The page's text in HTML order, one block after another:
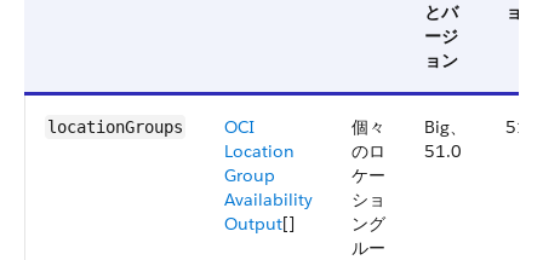
とバ
ージ
ョン
ョン
locationGroups
OCI
Location
Group
Availability
Output[]
個々
のロ
ケー
ショ
ング
ルー
Big、
51.0
51.0